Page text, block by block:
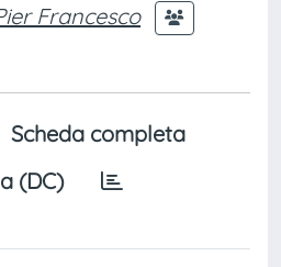
Francesco
Scheda completa
(DC)